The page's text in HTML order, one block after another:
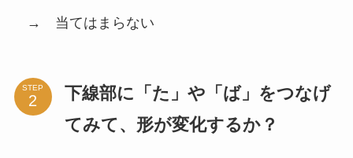
→ 当てはまらない
STEP
下線部に「た」や「ば」をつなげ
てみて、形が変化するか？